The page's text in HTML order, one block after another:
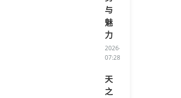
与
魅
力
2026-08-06
07:28:00/li>
天
之